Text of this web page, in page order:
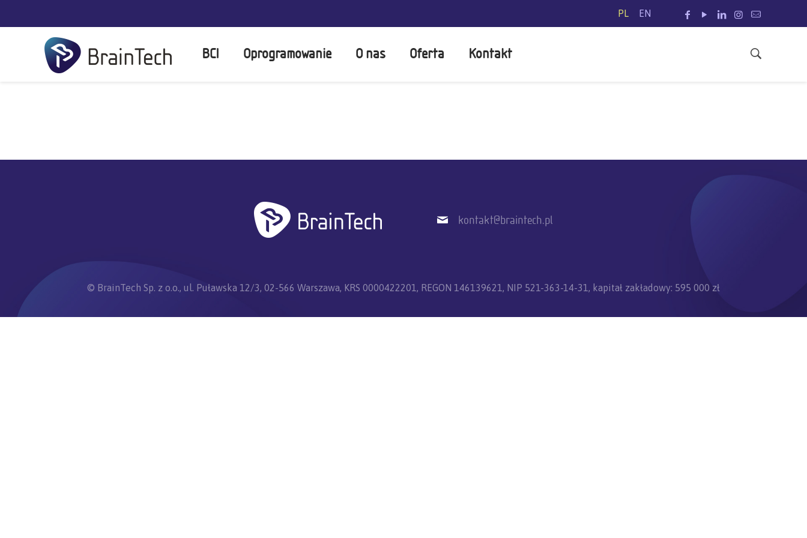
PL EN
BCI Oprogramowanie O nas Oferta Kontakt
kontakt@braintech.pl
© BrainTech Sp. z o.o., ul. Puławska 12/3, 02-566 Warszawa, KRS 0000422201, REGON 146139621, NIP 521-363-14-31, kapitał zakładowy: 595 000 zł